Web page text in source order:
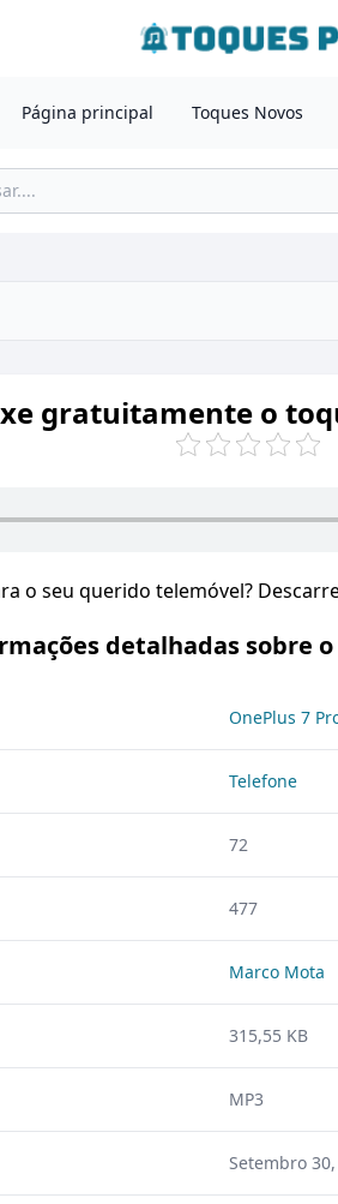
Página principal Toques Novos
gratuitamente o
o seu querido telemóvel?
detalhadas sobre
OnePlus 7
Telefone
72
477
Marco Mota
315,55 KB
MP3
Setembro